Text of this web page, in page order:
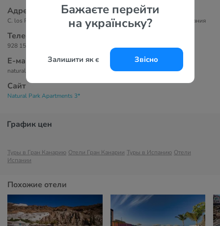
Бажаєте перейти
на українську?
Залишити як є Звісно
Адрес
C. los Pechos, 5, 35130 Puerto Rico de Gran Canaria, Las Palmas, Испания
Телефоны
928 15 31 00
Е-маil
naturalpark@parquebali-naturalpark.com
Сайт
Natural Park Apartments 3*
График цен
Туры в Гран Канарию Отели Гран Канарии Туры в Испанию Отели
Испании
Похожие отели